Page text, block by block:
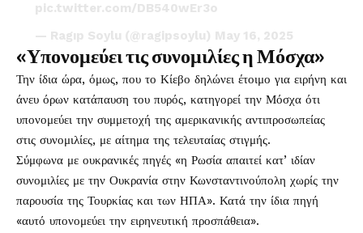
pic.twitter.com/DB540wEr3o
— Ragıp Soylu (@ragipsoylu) May 16, 2025
«Υπονομεύει τις συνομιλίες η Μόσχα»
Την ίδια ώρα, όμως, που το Κίεβο δηλώνει έτοιμο για ειρήνη και
άνευ όρων κατάπαυση του πυρός, κατηγορεί την Μόσχα ότι
υπονομεύει την συμμετοχή της αμερικανικής αντιπροσωπείας
στις συνομιλίες, με αίτημα της τελευταίας στιγμής.
Σύμφωνα με ουκρανικές πηγές «η Ρωσία απαιτεί κατ’ ιδίαν
συνομιλίες με την Ουκρανία στην Κωνσταντινούπολη χωρίς την
παρουσία της Τουρκίας και των ΗΠΑ». Κατά την ίδια πηγή
«αυτό υπονομεύει την ειρηνευτική προσπάθεια».